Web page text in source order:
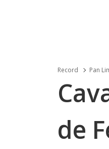
Record Pan
de